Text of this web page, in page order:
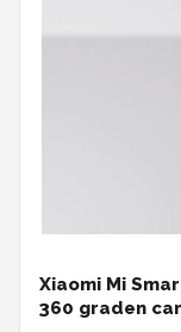
Xiaomi Mi
360 graden